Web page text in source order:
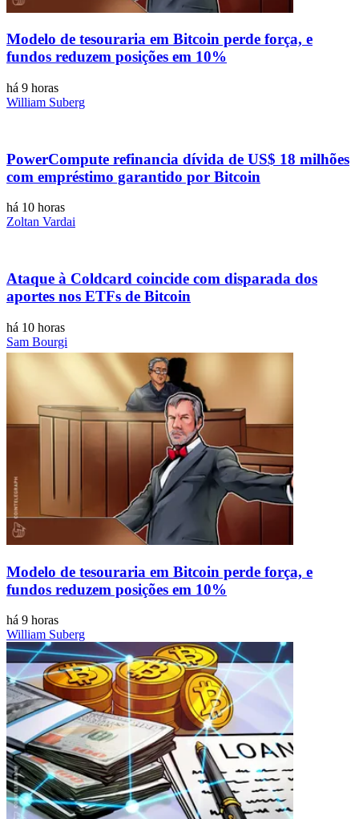
Modelo de tesouraria em Bitcoin perde força, e
fundos reduzem posições em 10%
há 9 horas
William Suberg
PowerCompute refinancia dívida de US$ 18 milhões
com empréstimo garantido por Bitcoin
há 10 horas
Zoltan Vardai
Ataque à Coldcard coincide com disparada dos
aportes nos ETFs de Bitcoin
há 10 horas
Sam Bourgi
Modelo de tesouraria em Bitcoin perde força, e
fundos reduzem posições em 10%
há 9 horas
William Suberg